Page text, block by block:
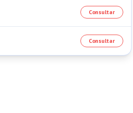
Consultar
Consultar